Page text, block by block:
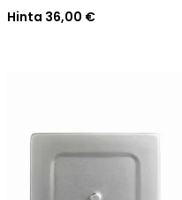
Hinta 36,00 €